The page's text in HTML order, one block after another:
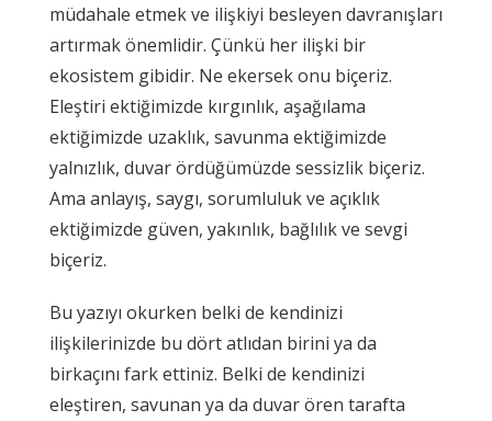
müdahale etmek ve ilişkiyi besleyen davranışları
artırmak önemlidir. Çünkü her ilişki bir
ekosistem gibidir. Ne ekersek onu biçeriz.
Eleştiri ektiğimizde kırgınlık, aşağılama
ektiğimizde uzaklık, savunma ektiğimizde
yalnızlık, duvar ördüğümüzde sessizlik biçeriz.
Ama anlayış, saygı, sorumluluk ve açıklık
ektiğimizde güven, yakınlık, bağlılık ve sevgi
biçeriz.
Bu yazıyı okurken belki de kendinizi
ilişkilerinizde bu dört atlıdan birini ya da
birkaçını fark ettiniz. Belki de kendinizi
eleştiren, savunan ya da duvar ören tarafta